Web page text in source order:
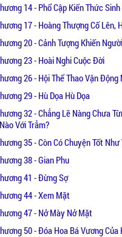
ngộ vô cùng thê
nhờ sự “giúp đỡ”
xa lạ.
mất mặt mũi thế
chào nàng ta, để
trước nay chưa
14 - Phổ Cập Kiến Thức
17 - Hoàng Thượng Cố Lên,
20 - Cảnh Tượng Khiến
23 - Hoài Nghi Cuộc Đời
26 - Hội Thể Thao Vận
29 - Hù Dọa Hù Dọa
32 - Chẳng Lẽ Nàng Chưa
Với Trẫm?
35 - Còn Có Chuyện Tốt Như
38 - Gian Phu
41 - Đừng Sợ
44 - Xem Mặt
47 - Nở Mày Nở Mặt
50 - Đóa Hoa Bá Vương Của